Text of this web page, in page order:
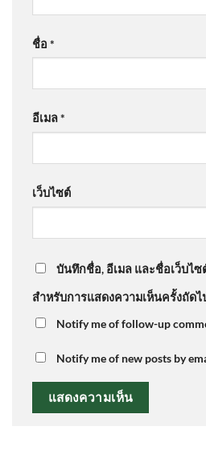
ชื่อ *
อีเมล*
เว็บไซต์
บันทึกชื่อ, อีเมล และชื่อเว็บไ
สำหรับการแสดงความเห็นครั้งถัดไ
Notify me of follow-up
Notify me of new posts by